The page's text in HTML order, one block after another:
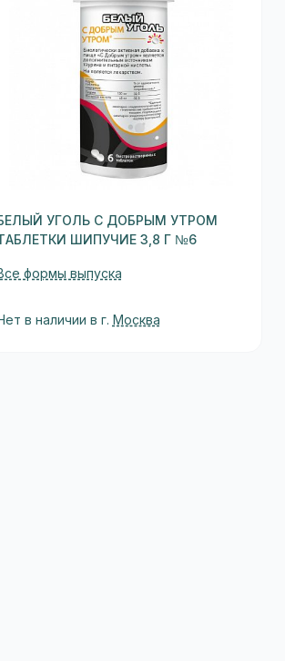
УГОЛЬ С ДОБРЫМ УТРОМ
ШИПУЧИЕ 3,8 Г №6
формы выпуска
в наличии в г. Москва